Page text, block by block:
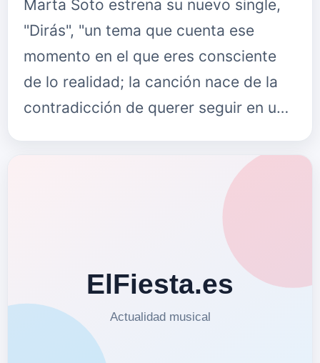
Marta Soto estrena su nuevo single,
"Dirás", "un tema que cuenta ese
momento en el que eres consciente
de lo realidad; la canción nace de la
contradicción de querer seguir en una